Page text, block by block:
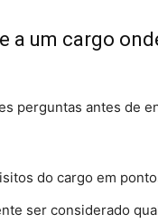
a um cargo
perguntas antes de
do cargo em
ser considerado